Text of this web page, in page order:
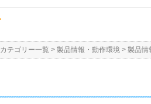
テゴリー一覧 > 製品情報・動作環境 > 製品情